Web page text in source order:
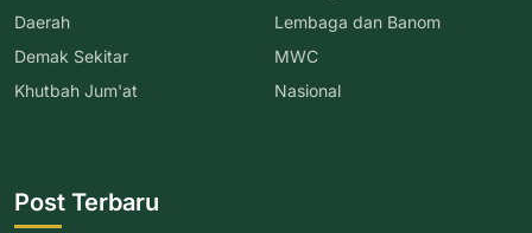
Daerah
Demak Sekitar
Khutbah Jum'at
Lembaga dan Banom
MWC
Nasional
Post Terbaru